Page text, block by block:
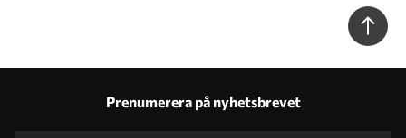
Prenumerera på nyhetsbrevet